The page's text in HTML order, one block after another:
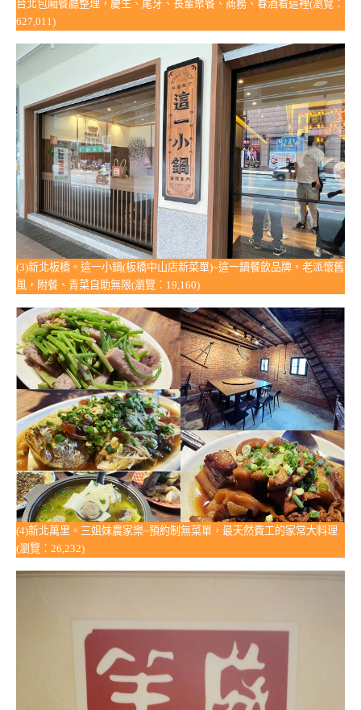
台北包廂餐廳整理，慶生、尾牙、長輩聚餐、商務、春酒看這裡(瀏覽：
627,011)
(3)新北板橋。這一小鍋(板橋中山店新菜單)~這一鍋餐飲品牌，老派懷舊
風，附餐、青菜自助無限(瀏覽：19,160)
(4)新北萬里。三姐妹農家樂~預約制無菜單，最天然費工的家常大料理
(瀏覽：26,232)